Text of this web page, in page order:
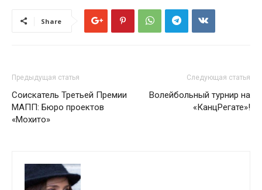
Share
Предыдущая статья
Соискатель Третьей Премии
МАПП: Бюро проектов
«Мохито»
Следующая статья
Волейбольный турнир на
«КанцРегате»!